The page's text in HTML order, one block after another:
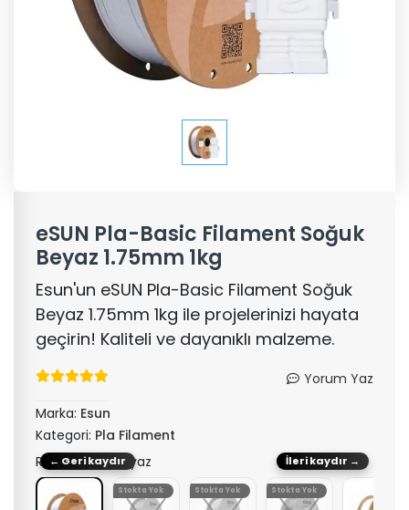
eSUN Pla-Basic Filament Soğuk
Beyaz 1.75mm 1kg
Esun'un eSUN Pla-Basic Filament Soğuk
Beyaz 1.75mm 1kg ile projelerinizi hayata
geçirin! Kaliteli ve dayanıklı malzeme.
Yorum Yaz
Marka: Esun
Kategori: Pla Filament
Renk: Soğuk Beyaz
Stokta Yok Stokta Yok Stokta Yok
← Geri kaydır İleri kaydır →